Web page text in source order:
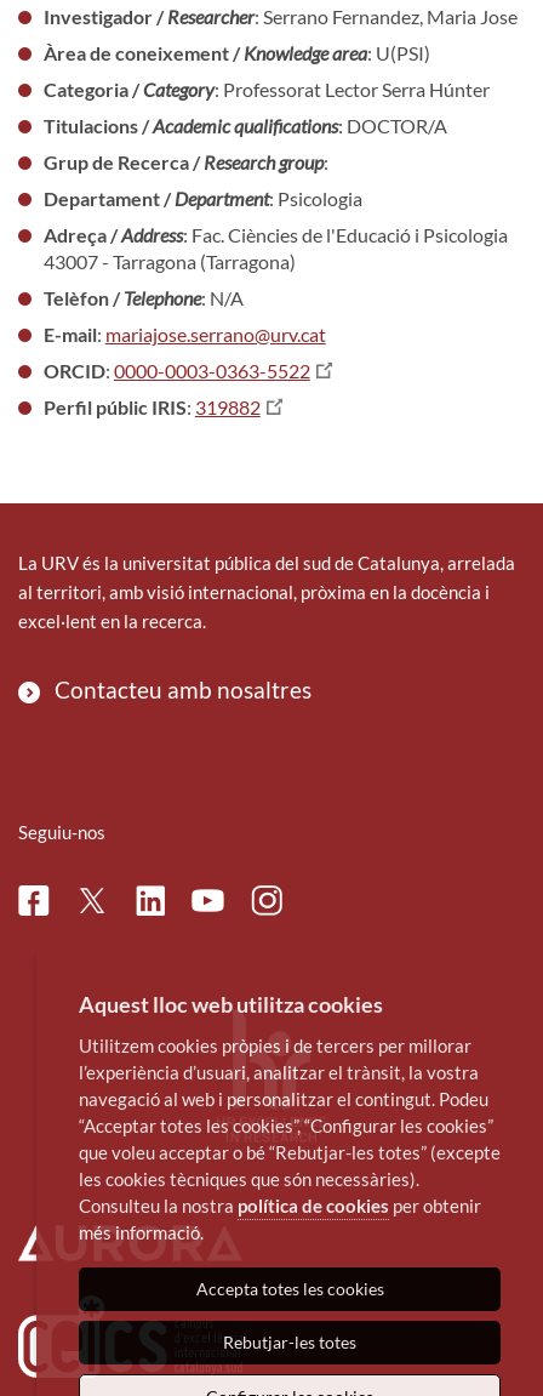
Investigador /Researcher: Serrano Fernandez, Maria Jose
Àrea de coneixement /Knowledge area: U(PSI)
Categoria /Category: Professorat Lector Serra Húnter
Titulacions /Academic qualifications: DOCTOR/A
Grup de Recerca /Research group:
Departament /Department: Psicologia
Adreça /Address: Fac. Ciències de l'Educació i Psicologia
43007 - Tarragona (Tarragona)
Telèfon /Telephone: N/A
E-mail: mariajose.serrano@urv.cat
ORCID: 0000-0003-0363-5522
Perfil públic IRIS: 319882
La URV és la universitat pública del sud de Catalunya, arrelada
al territori, amb visió internacional, pròxima en la docència i
excel·lent en la recerca.
Contacteu amb nosaltres
Seguiu-nos
FacebookTwitterLinkedinYoutubeInstagram
Aquest lloc web utilitza cookies
Utilitzem cookies pròpies i de tercers per millorar
l’experiència d’usuari, analitzar el trànsit, la vostra
navegació al web i personalitzar el contingut. Podeu
“Acceptar totes les cookies”, “Configurar les cookies”
que voleu acceptar o bé “Rebutjar-les totes” (excepte
les cookies tècniques que són necessàries).
Consulteu la nostra política de cookies per obtenir
més informació.
Accepta totes les cookies
Rebutjar-les totes